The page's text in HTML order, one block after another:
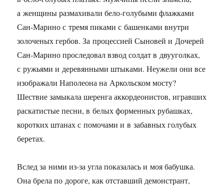
а женщины размахивали бело-голубыми флажками
Сан-Марино с тремя пиками с башенками внутри
золоченых гербов. За процессией Сыновей и Дочерей
Сан-Марино проследовал взвод солдат в двууголках,
с ружьями и деревянными штыками. Неужели они все
изображали Наполеона на Аркольском мосту?
Шествие замыкала шеренга аккордеонистов, игравших
раскатистые песни, в белых форменных рубашках,
коротких штанах с помочами и в забавных голубых
беретах.
Вслед за ними из-за угла показалась и моя бабушка.
Она брела по дороге, как отставший демонстрант,